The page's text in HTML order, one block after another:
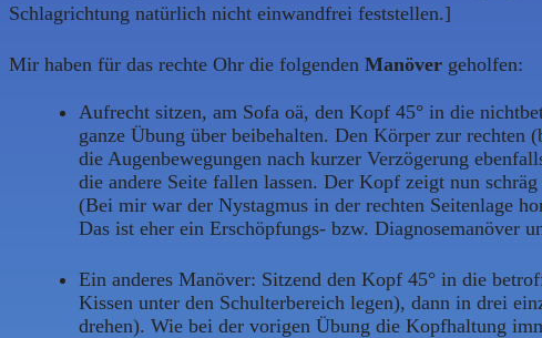
Schlagrichtung natürlich nicht einwandfrei feststellen.]
Mir haben für das rechte Ohr die folgenden Manöver geholfen:
Aufrecht sitzen, am Sofa oä, den Kopf 45° in die
ganze Übung über beibehalten. Den Körper zur
die Augenbewegungen nach kurzer Verzögerung
die andere Seite fallen lassen. Der Kopf zeigt nun
(Bei mir war der Nystagmus in der rechten Seitenlage
Das ist eher ein Erschöpfungs- bzw. Diagnosemanöver
Ein anderes Manöver: Sitzend den Kopf 45° in die
Kissen unter den Schulterbereich legen), dann in drei
drehen). Wie bei der vorigen Übung die Kopfhaltung